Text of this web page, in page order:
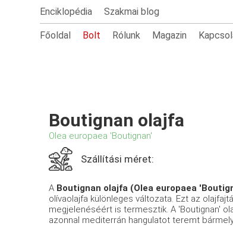
Enciklopédia Szakmai blog
Főoldal Bolt Rólunk Magazin
Boutignan olajfa
Olea europaea 'Boutignan'
Szállítási méret:
A Boutignan olajfa (Olea europaea
olívaolajfa különleges változata. Ezt az
megjelenéséért is termesztik. A 'Boutignan'
azonnal mediterrán hangulatot teremt